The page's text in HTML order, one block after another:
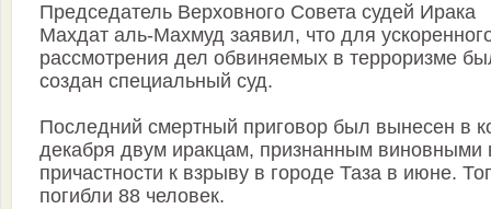
Председатель Верховного Совета судей Ирака
Махдат аль-Махмуд заявил, что для
рассмотрения дел обвиняемых в терроризме
создан специальный суд.
Последний смертный приговор был вынесен в
декабря двум иракцам, признанным виновными
причастности к взрыву в городе Таза в июне.
погибли 88 человек.